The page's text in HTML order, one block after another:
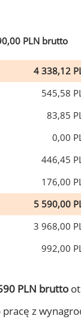
PLN brutto
4 338,12
545,58
83,85
0,00
446,45
176,00
5 590,00
3 968,00
992,00
PLN brutto
z